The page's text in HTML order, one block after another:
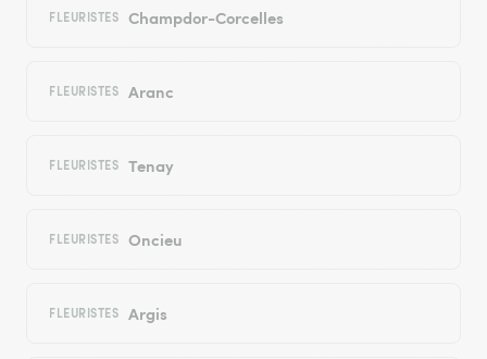
FLEURISTES Champdor-Corcelles
FLEURISTES Aranc
FLEURISTES Tenay
FLEURISTES Oncieu
FLEURISTES Argis